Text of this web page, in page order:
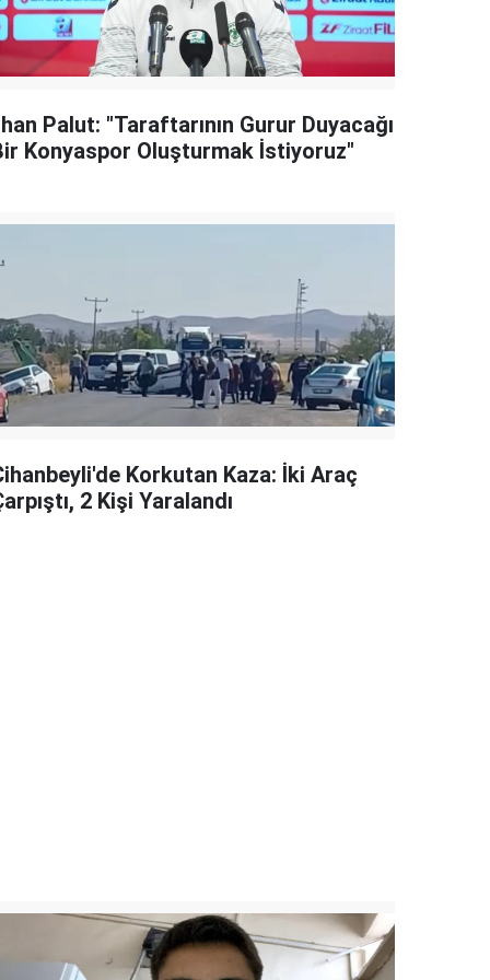
Palut: "Taraftarının Gurur Duyacağı
Konyaspor Oluşturmak İstiyoruz"
Korkutan Kaza: İki Araç
2 Kişi Yaralandı